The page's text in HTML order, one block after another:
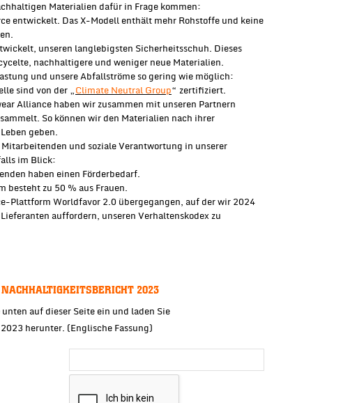
Materialien dafür in Frage kommen:
entwickelt. Das X-Modell enthält mehr Rohstoffe und keine
unseren langlebigsten Sicherheitsschuh. Dieses
nachhaltigere und weniger neue Materialien.
und unsere Abfallströme so gering wie möglich:
sind von der „Climate Neutral Group“ zertifiziert.
Alliance haben wir zusammen mit unseren Partnern
So können wir den Materialien nach ihrer
geben.
und soziale Verantwortung in unserer
im Blick:
haben einen Förderbedarf.
besteht zu 50 % aus Frauen.
Plattform Worldfavor 2.0 übergegangen, auf der wir 2024
auffordern, unseren Verhaltenskodex zu
2023
auf dieser Seite ein und laden Sie
herunter. (Englische Fassung)